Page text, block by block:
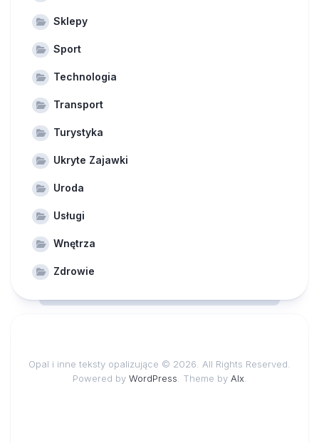
Sklepy
Sport
Technologia
Transport
Turystyka
Ukryte Zajawki
Uroda
Usługi
Wnętrza
Zdrowie
Opal i inne teksty opalizujące © 2026. All Rights Reserved.
Powered by WordPress . Theme by Alx